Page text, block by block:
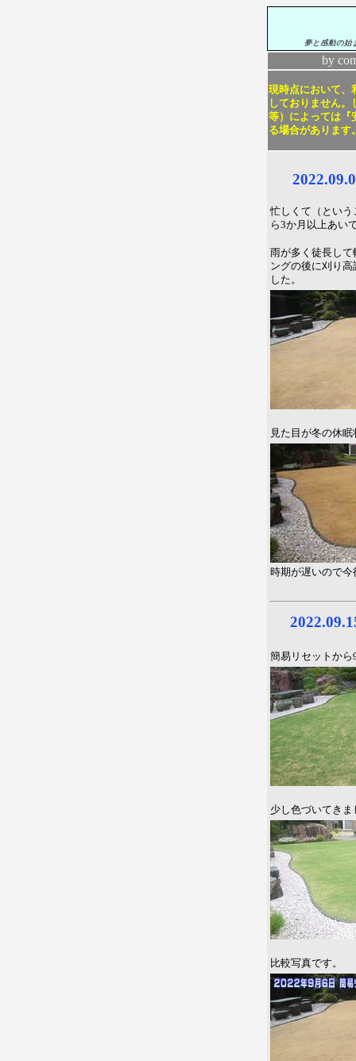
夢と感動の始
by
現時点において、
しておりません
等）によっては『
る場合があります
忙しくて（とい
ら3か月以上あい
雨が多く徒長し
ングの後に刈り
した。
見た目が冬の休
時期が遅いので
簡易リセットから
少し色づいてきま
比較写真です。